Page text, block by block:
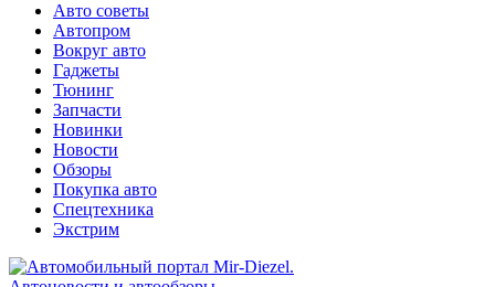
Авто советы
Автопром
Вокруг авто
Гаджеты
Тюнинг
Запчасти
Новинки
Новости
Обзоры
Покупка авто
Спецтехника
Экстрим